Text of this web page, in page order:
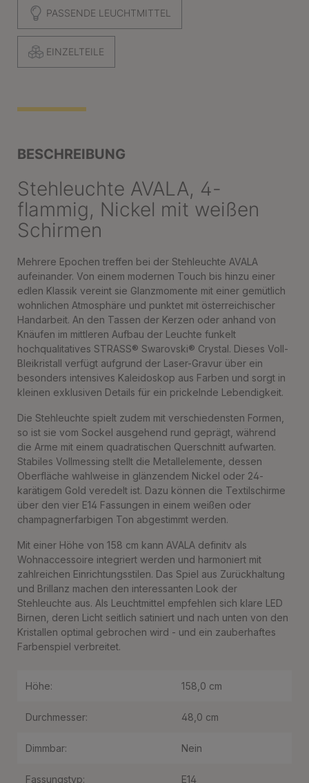
PASSENDE LEUCHTMITTEL
EINZELTEILE
BESCHREIBUNG
Stehleuchte AVALA, 4-
flammig, Nickel mit weißen
Schirmen
Mehrere Epochen treffen bei der Stehleuchte AVALA
aufeinander. Von einem modernen Touch bis hinzu einer
edlen Klassik vereint sie Glanzmomente mit einer gemütlich
wohnlichen Atmosphäre und punktet mit österreichischer
Handarbeit. An den Tassen der Kerzen oder anhand von
Knäufen im mittleren Aufbau der Leuchte funkelt
hochqualitatives STRASS® Swarovski® Crystal. Dieses Voll-
Bleikristall verfügt aufgrund der Laser-Gravur über ein
besonders intensives Kaleidoskop aus Farben und sorgt in
kleinen exklusiven Details für ein prickelnde Lebendigkeit.
Die Stehleuchte spielt zudem mit verschiedensten Formen,
so ist sie vom Sockel ausgehend rund geprägt, während
die Arme mit einem quadratischen Querschnitt aufwarten.
Stabiles Vollmessing stellt die Metallelemente, dessen
Oberfläche wahlweise in glänzendem Nickel oder 24-
karätigem Gold veredelt ist. Dazu können die Textilschirme
über den vier E14 Fassungen in einem weißen oder
champagnerfarbigen Ton abgestimmt werden.
Mit einer Höhe von 158 cm kann AVALA definitv als
Wohnaccessoire integriert werden und harmoniert mit
zahlreichen Einrichtungsstilen. Das Spiel aus Zurückhaltung
und Brillanz machen den interessanten Look der
Stehleuchte aus. Als Leuchtmittel empfehlen sich klare LED
Birnen, deren Licht seitlich satiniert und nach unten von den
Kristallen optimal gebrochen wird - und ein zauberhaftes
Farbenspiel verbreitet.
Höhe: 158,0 cm
Durchmesser: 48,0 cm
Dimmbar: Nein
Fassungstyp: E14